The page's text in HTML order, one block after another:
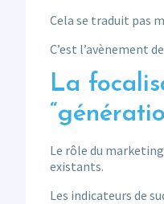
Cela se traduit pas
C’est l’avènement
La
Le rôle du
existants.
Les indicateurs de